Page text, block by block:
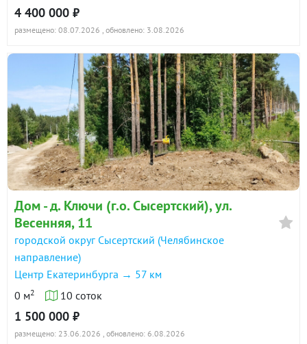
4 400 000 ₽
размещено: 08.07.2026 , обновлено: 3.08.2026
Дом - д. Ключи (г.о. Сысертский), ул.
Весенняя, 11
городской округ Сысертский (Челябинское
направление)
Центр Екатеринбурга → 57 км
0 м2 10 соток
1 500 000 ₽
размещено: 23.06.2026 , обновлено: 6.08.2026